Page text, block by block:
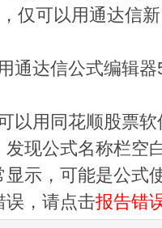
仅可以用通达信
通达信公式编辑
以用同花顺股票
现公式名称栏空
示，可能是公式
误，请点击报告错